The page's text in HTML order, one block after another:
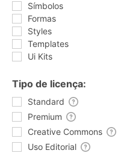
Símbolos
Formas
Styles
Templates
Ui Kits
Tipo de licença:
Standard
Premium
Creative Commons
Uso Editorial